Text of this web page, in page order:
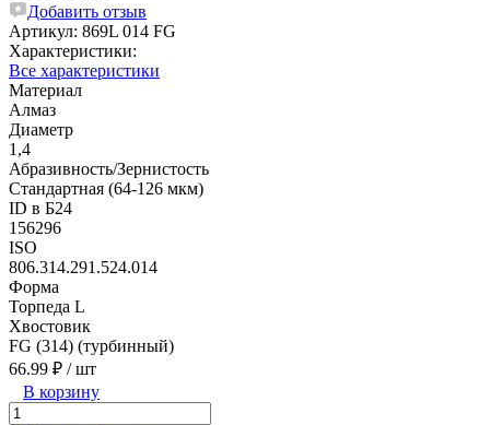
Добавить отзыв
Артикул: 869L 014 FG
Характеристики:
Все характеристики
Материал
Алмаз
Диаметр
1,4
Абразивность/Зернистость
Стандартная (64-126 мкм)
ID в Б24
156296
ISO
806.314.291.524.014
Форма
Торпеда L
Хвостовик
FG (314) (турбинный)
66.99 ₽ / шт
В корзину